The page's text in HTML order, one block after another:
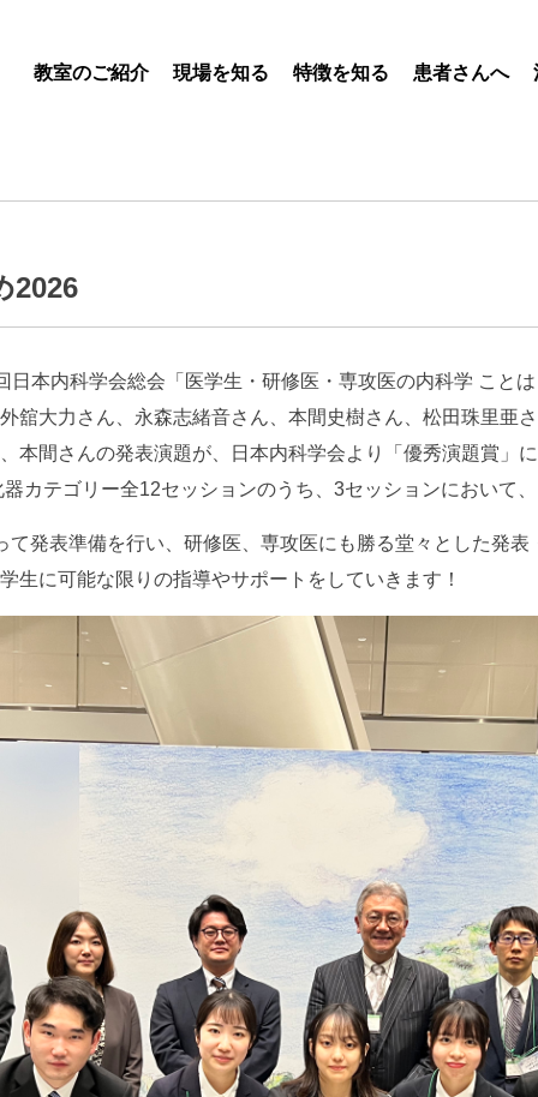
教室のご紹介 現場を知る 特徴を知る 患者さんへ
2026
日本内科学会総会「医学生・研修医・専攻医の内科学 こと
舘大力さん、永森志緒音さん、本間史樹さん、松田珠里亜
本間さんの発表演題が、日本内科学会より「優秀演題賞」
カテゴリー全12セッションのうち、3セッションにおいて
発表準備を行い、研修医、専攻医にも勝る堂々とした発
生に可能な限りの指導やサポートをしていきます！